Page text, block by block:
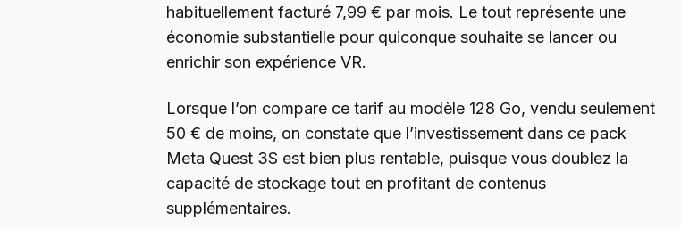
habituellement facturé 7,99 € par mois. Le tout représente une
économie substantielle pour quiconque souhaite se lancer ou
enrichir son expérience VR.
Lorsque l’on compare ce tarif au modèle 128 Go, vendu seulement
50 € de moins, on constate que l’investissement dans ce pack
Meta Quest 3S est bien plus rentable, puisque vous doublez la
capacité de stockage tout en profitant de contenus
supplémentaires.